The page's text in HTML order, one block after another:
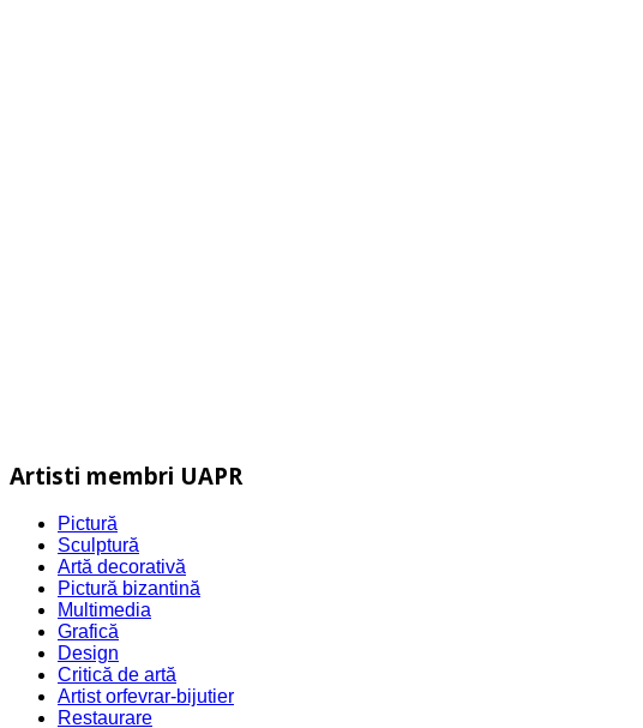
Artisti membri UAPR
Pictură
Sculptură
Artă decorativă
Pictură bizantină
Multimedia
Grafică
Design
Critică de artă
Artist orfevrar-bijutier
Restaurare